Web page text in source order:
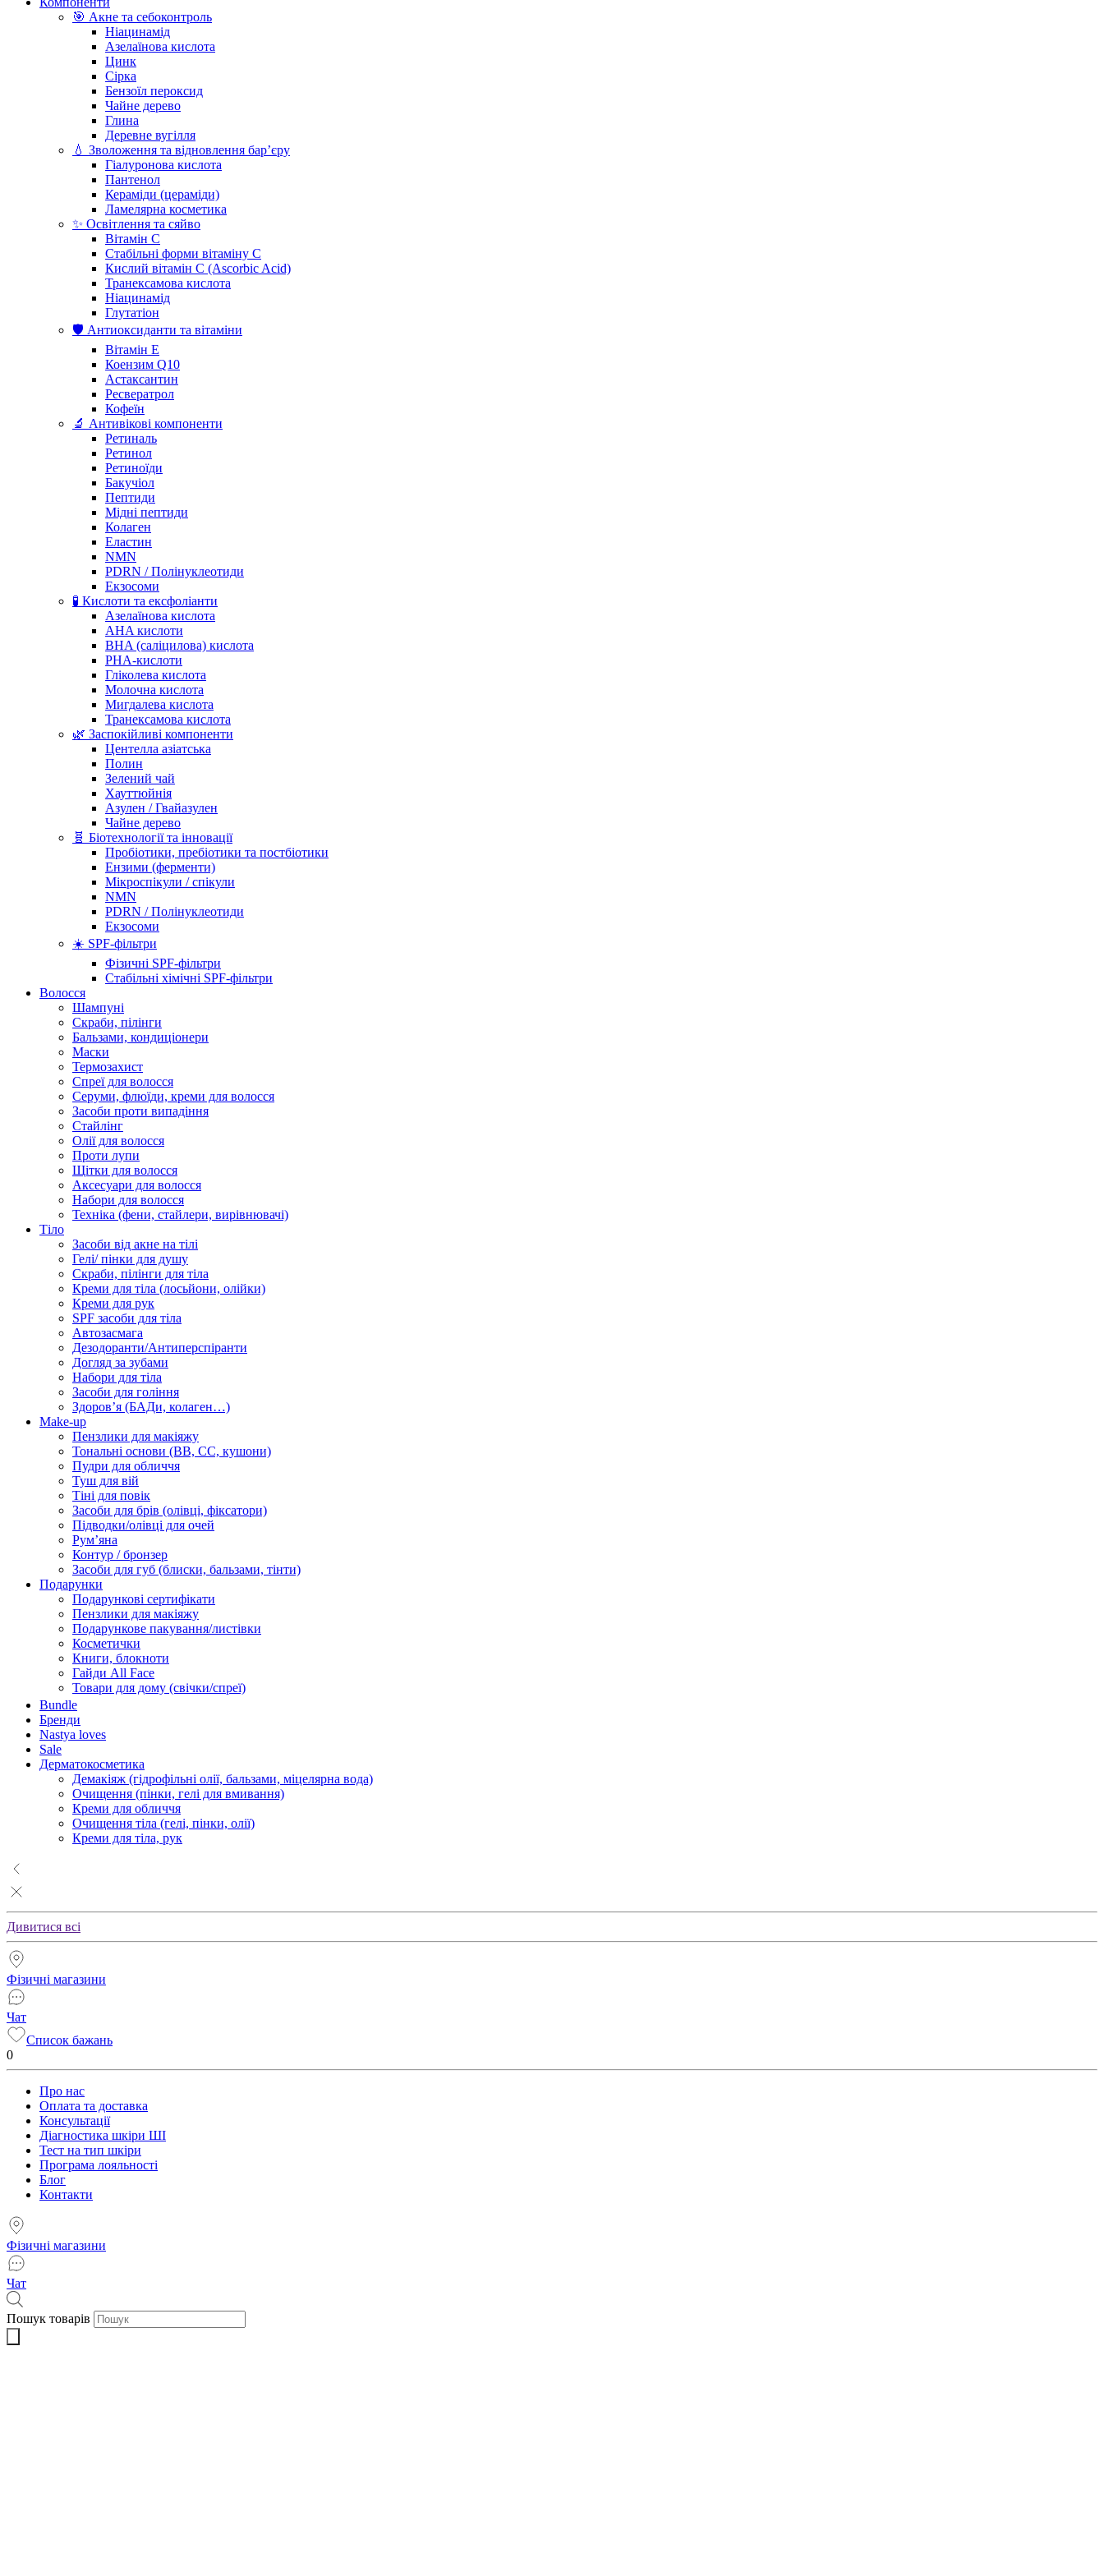
🎯 Акне та себоконтроль
Ніацинамід
Азелаїнова кислота
Цинк
Сірка
Бензоїл пероксид
Чайне дерево
Глина
Деревне вугілля
💧 Зволоження та відновлення бар’єру
Гіалуронова кислота
Пантенол
Кераміди (цераміди)
Ламелярна косметика
✨ Освітлення та сяйво
Вітамін С
Стабільні форми вітаміну С
Кислий вітамін С (Ascorbic Acid)
Транексамова кислота
Ніацинамід
Глутатіон
🛡️ Антиоксиданти та вітаміни
Вітамін Е
Коензим Q10
Астаксантин
Ресвератрол
Кофеїн
🔬 Антивікові компоненти
Ретиналь
Ретинол
Ретиноїди
Бакучіол
Пептиди
Мідні пептиди
Колаген
Еластин
NMN
PDRN / Полінуклеотиди
Екзосоми
🧪 Кислоти та ексфоліанти
Азелаїнова кислота
AHA кислоти
BHA (саліцилова) кислота
PHA-кислоти
Гліколева кислота
Молочна кислота
Мигдалева кислота
Транексамова кислота
🌿 Заспокійливі компоненти
Центелла азіатська
Полин
Зелений чай
Хауттюйнія
Азулен / Гвайазулен
Чайне дерево
🧬 Біотехнології та інновації
Пробіотики, пребіотики та постбіотики
Ензими (ферменти)
Мікроспікули / спікули
NMN
PDRN / Полінуклеотиди
Екзосоми
☀️ SPF-фільтри
Фізичні SPF-фільтри
Стабільні хімічні SPF-фільтри
Волосся
Шампуні
Скраби, пілінги
Бальзами, кондиціонери
Маски
Термозахист
Спреї для волосся
Серуми, флюїди, креми для волосся
Засоби проти випадіння
Стайлінг
Олії для волосся
Проти лупи
Щітки для волосся
Аксесуари для волосся
Набори для волосся
Техніка (фени, стайлери, вирівнювачі)
Тіло
Засоби від акне на тілі
Гелі/ пінки для душу
Скраби, пілінги для тіла
Креми для тіла (лосьйони, олійки)
Креми для рук
SPF засоби для тіла
Автозасмага
Дезодоранти/Антиперспіранти
Догляд за зубами
Набори для тіла
Засоби для гоління
Здоровʼя (БАДи, колаген…)
Make-up
Пензлики для макіяжу
Тональні основи (BB, CC, кушони)
Пудри для обличчя
Туш для вій
Тіні для повік
Засоби для брів (олівці, фіксатори)
Підводки/олівці для очей
Румʼяна
Контур / бронзер
Засоби для губ (блиски, бальзами, тінти)
Подарунки
Подарункові сертифікати
Пензлики для макіяжу
Подарункове пакування/листівки
Косметички
Книги, блокноти
Гайди All Face
Товари для дому (свічки/спреї)
Bundle
Бренди
Nastya loves
Sale
Дерматокосметика
Демакіяж (гідрофільні олії, бальзами, міцелярна вода)
Очищення (пінки, гелі для вмивання)
Креми для обличчя
Очищення тіла (гелі, пінки, олії)
Креми для тіла, рук
Дивитися всі
Фізичні магазини
Чат
Список бажань
0
Про нас
Оплата та доставка
Консультації
Діагностика шкіри ШІ
Тест на тип шкіри
Програма лояльності
Блог
Контакти
Фізичні магазини
Чат
Пошук товарів